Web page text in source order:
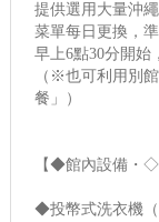
提供選用大量沖
菜單每日更換，
早上6點30分開始
（※也可利用別
餐」）
【◆館內設備・◇
◆投幣式洗衣機（